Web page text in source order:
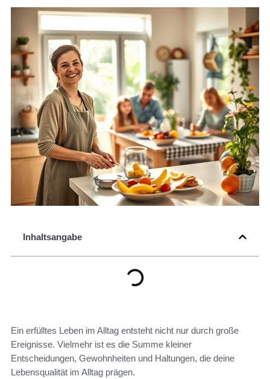
Inhaltsangabe
Ein erfülltes Leben im Alltag entsteht nicht nur durch große
Ereignisse. Vielmehr ist es die Summe kleiner
Entscheidungen, Gewohnheiten und Haltungen, die deine
Lebensqualität im Alltag prägen.